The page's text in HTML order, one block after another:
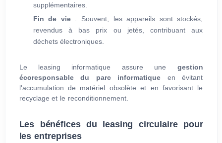
supplémentaires.
Fin de vie: Souvent, les appareils sont stockés,
revendus à bas prix ou jetés, contribuant aux
déchets électroniques.
Le leasing informatique assure une gestion
écoresponsable du parc informatique en évitant
l'accumulation de matériel obsolète et en favorisant le
recyclage et le reconditionnement.
Les bénéfices du leasing circulaire pour
les entreprises